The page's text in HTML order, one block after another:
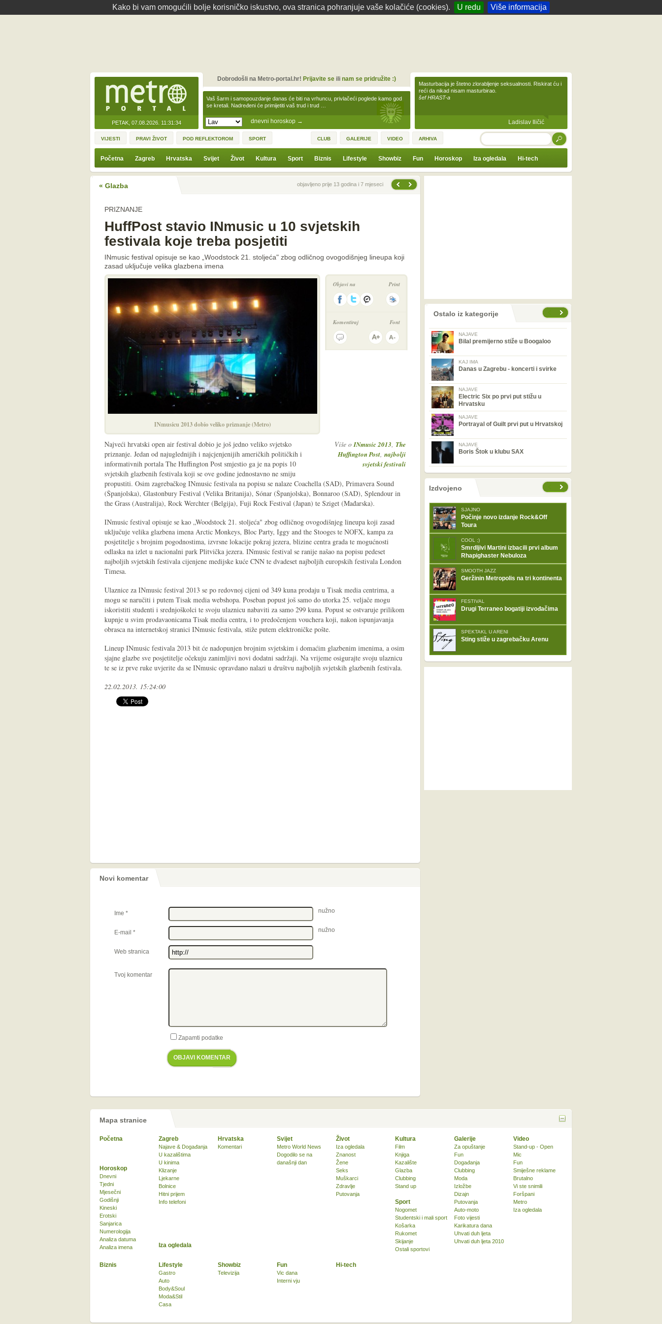
Kako bi vam omogućili bolje korisničko iskustvo, ova stranica pohranjuje vaše kolačiće (cookies). U redu Više informacija
PETAK, 07.08.2026. 11:31:34 dnevni horoskop →
Vaš šarm i samopouzdanje danas će biti na vrhuncu, privlačeći poglede kamo god
se kretali. Nadređeni će primijetiti vaš trud i trud …
Dobrodošli na Metro-portal.hr! Prijavite seili nam se pridružite :)
Masturbacija je štetno zlorabljenje seksualnosti. Riskirat ću i
reći da nikad nisam masturbirao.
šef HRAST-a
Ladislav Iličić
VIJESTI PRAVI ŽIVOT POD REFLEKTOROM SPORT CLUB GALERIJE VIDEO ARHIVA TRAŽI
Početna Zagreb Hrvatska Svijet Život Kultura Sport Biznis Lifestyle Showbiz Fun Horoskop Iza ogledala Hi-tech
« Glazba Prethodna vijestobjavljeno prije 13 godina i 7 mjeseci
PRIZNANJE
HuffPost stavio INmusic u 10 svjetskih
festivala koje treba posjetiti
INmusic festival opisuje se kao „Woodstock 21. stoljeća" zbog odličnog ovogodišnjeg lineupa koji
zasad uključuje velika glazbena imena
INmusicu 2013 dobio veliko priznanje (Metro)
Objavi na Print
Komentiraj Font
Više oINmusic 2013, The
Huffington Post, najbolji
svjetski festivali
Najveći hrvatski open air festival dobio je još jedno veliko svjetsko
priznanje. Jedan od najuglednijih i najcjenjenijih američkih političkih i
informativnih portala The Huffington Post smjestio ga je na popis 10
svjetskih glazbenih festivala koji se ove godine jednostavno ne smiju
propustiti. Osim zagrebačkog INmusic festivala na popisu se nalaze Coachella (SAD), Primavera Sound
(Španjolska), Glastonbury Festival (Velika Britanija), Sónar (Španjolska), Bonnaroo (SAD), Splendour in
the Grass (Australija), Rock Werchter (Belgija), Fuji Rock Festival (Japan) te Sziget (Mađarska).
INmusic festival opisuje se kao „Woodstock 21. stoljeća" zbog odličnog ovogodišnjeg lineupa koji zasad
uključuje velika glazbena imena Arctic Monkeys, Bloc Party, Iggy and the Stooges te NOFX, kampa za
posjetitelje s brojnim pogodnostima, izvrsne lokacije pokraj jezera, blizine centra grada te mogućnosti
odlaska na izlet u nacionalni park Plitvička jezera. INmusic festival se ranije našao na popisu pedeset
najboljih svjetskih festivala cijenjene medijske kuće CNN te dvadeset najboljih europskih festivala London
Timesa.
Ulaznice za INmusic festival 2013 se po redovnoj cijeni od 349 kuna prodaju u Tisak media centrima, a
mogu se naručiti i putem Tisak media webshopa. Poseban popust još samo do utorka 25. veljače mogu
iskoristiti studenti i srednjoškolci te svoju ulaznicu nabaviti za samo 299 kuna. Popust se ostvaruje prilikom
kupnje u svim prodavaonicama Tisak media centra, i to predočenjem vouchera koji, nakon ispunjavanja
obrasca na internetskoj stranici INmusic festivala, stiže putem elektroničke pošte.
Lineup INmusic festivala 2013 bit će nadopunjen brojnim svjetskim i domaćim glazbenim imenima, a osim
sjajne glazbe sve posjetitelje očekuju zanimljivi novi dodatni sadržaji. Na vrijeme osigurajte svoju ulaznicu
te se iz prve ruke uvjerite da se INmusic opravdano nalazi u društvu najboljih svjetskih glazbenih festivala.
22.02.2013. 15:24:00
Novi komentar
Ime * nužno
E-mail * nužno
Web stranica
Tvoj komentar
Zapamti podatke
OBJAVI KOMENTAR
Ostalo iz kategorije
NAJAVE
Bilal premijerno stiže u Boogaloo
KAJ IMA
Danas u Zagrebu - koncerti i svirke
NAJAVE
Electric Six po prvi put stižu u
Hrvatsku
NAJAVE
Portrayal of Guilt prvi put u Hrvatskoj
NAJAVE
Boris Štok u klubu SAX
nema prethodne stranice
sljedećeIzdvojeno
SJAJNO
Počinje novo izdanje Rock&Off
Toura
COOL ;)
Smrdljivi Martini izbacili prvi album
Rhapighaster Nebuloza
SMOOTH JAZZ
Geržinin Metropolis na tri kontinenta
FESTIVAL
Drugi Terraneo bogatiji izvođačima
SPEKTAKL U ARENI
Sting stiže u zagrebačku Arenu
Mapa stranice
Početna Zagreb
Najave & Događanja
U kazalištima
U kinima
Klizanje
Ljekarne
Bolnice
Hitni prijem
Info telefoni
Hrvatska
Komentari
Svijet
Metro World News
Dogodilo se na
današnji dan
Život
Iza ogledala
Znanost
Žene
Seks
Muškarci
Zdravlje
Putovanja
Kultura
Film
Knjiga
Kazalište
Glazba
Clubbing
Stand up
Sport
Nogomet
Studentski i mali sport
Košarka
Rukomet
Skijanje
Ostali sportovi
Biznis Lifestyle
Gastro
Auto
Body&Soul
Moda&Stil
Casa
Showbiz
Televizija
Fun
Vic dana
Interni vju
Horoskop
Dnevni
Tjedni
Mjesečni
Godišnji
Kineski
Erotski
Sanjarica
Numerologija
Analiza datuma
Analiza imena
Iza ogledala
Hi-tech
Galerije
Za opuštanje
Fun
Događanja
Clubbing
Moda
Izložbe
Dizajn
Putovanja
Auto-moto
Foto vijesti
Karikatura dana
Uhvati duh ljeta
Uhvati duh ljeta 2010
Video
Stand-up - Open
Mic
Fun
Smiješne reklame
Brutalno
Vi ste snimili
Foršpani
Metro
Iza ogledala